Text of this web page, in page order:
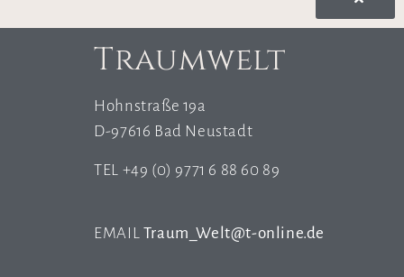
Traumwelt
Hohnstraße 19a
D-97616 Bad Neustadt
TEL +49 (0) 9771 6 88 60 89
EMAIL Traum_Welt@t-online.de